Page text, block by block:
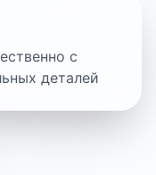
с
деталей